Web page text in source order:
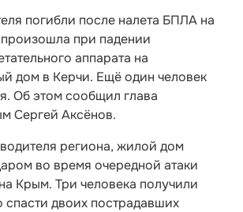
погибли после налета БПЛА на
при падении
аппарата на
дом в Керчи. Ещё один человек
Об этом сообщил глава
Сергей Аксёнов.
региона, жилой дом
во время очередной атаки
Крым. Три человека получили
спасти двоих пострадавших